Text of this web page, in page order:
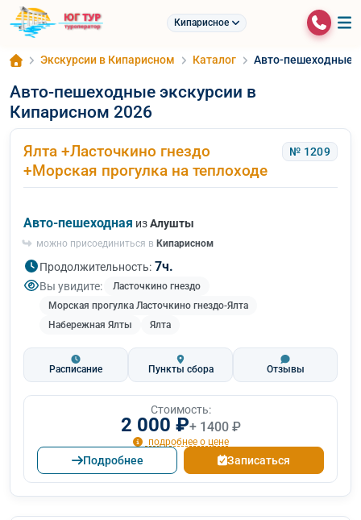
Кипарисное
Экскурсии в Кипарисном Каталог Авто-пешеходные
Авто-пешеходные экскурсии в
Кипарисном 2026
Ялта +Ласточкино гнездо
+Морская прогулка на теплоходе
№ 1209
Авто-пешеходная изАлушты
можно присоединиться в Кипарисном
Продолжительность: 7ч.
Вы увидите:
Ласточкино гнездо
Морская прогулка Ласточкино гнездо-Ялта
Набережная Ялты
Ялта
Расписание Пункты сбора Отзывы
Стоимость:
2 000 ₽+ 1400 ₽
подробнее о цене
Подробнее Записаться